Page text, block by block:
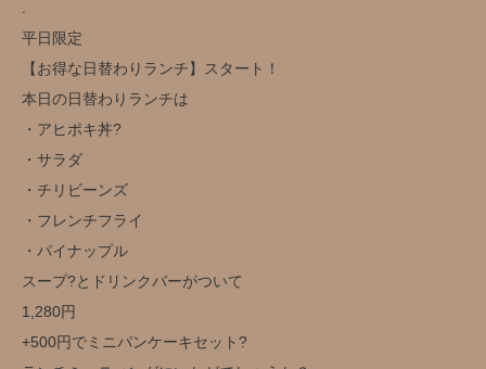
平日限定️
【お得な日替わりランチ】スタート！
本日の日替わりランチは
・アヒポキ丼?
・サラダ
・チリビーンズ
・フレンチフライ
・パイナップル
スープ?とドリンクバー️がついて
1,280円️
+500円でミニパンケーキセット?